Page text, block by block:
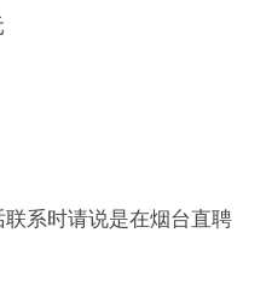
系时请说是在烟台直聘